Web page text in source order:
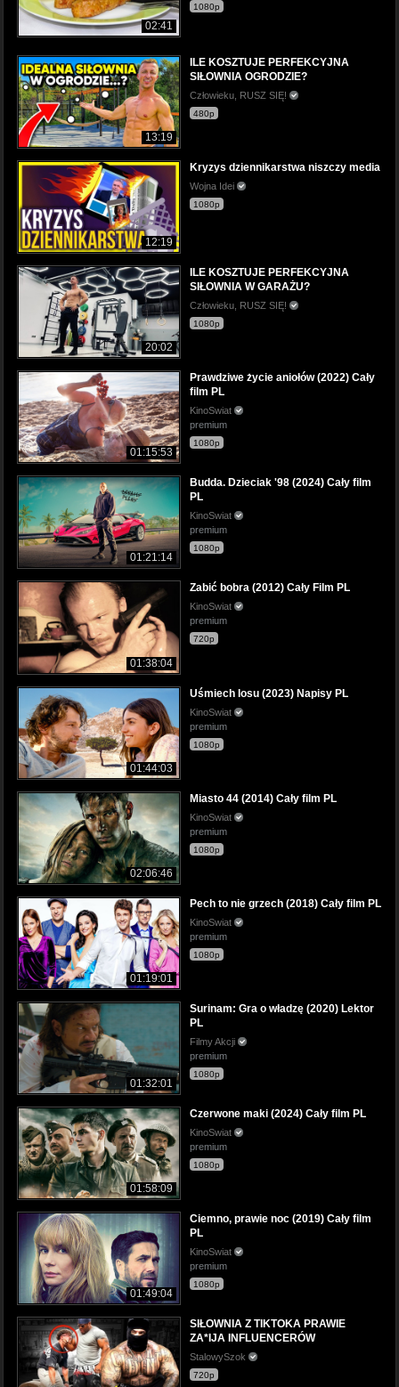
02:41
1080p
13:19
ILE KOSZTUJE PERFEKCYJNA
SIŁOWNIA OGRODZIE?
Człowieku, RUSZ SIĘ!
480p
12:19
Kryzys dziennikarstwa niszczy media
Wojna Idei
1080p
20:02
ILE KOSZTUJE PERFEKCYJNA
SIŁOWNIA W GARAŻU?
Człowieku, RUSZ SIĘ!
1080p
01:15:53
Prawdziwe życie aniołów (2022) Cały
film PL
KinoSwiat
premium
1080p
01:21:14
Budda. Dzieciak '98 (2024) Cały film
PL
KinoSwiat
premium
1080p
01:38:04
Zabić bobra (2012) Cały Film PL
KinoSwiat
premium
720p
01:44:03
Uśmiech losu (2023) Napisy PL
KinoSwiat
premium
1080p
02:06:46
Miasto 44 (2014) Cały film PL
KinoSwiat
premium
1080p
01:19:01
Pech to nie grzech (2018) Cały film PL
KinoSwiat
premium
1080p
01:32:01
Surinam: Gra o władzę (2020) Lektor
PL
Filmy Akcji
premium
1080p
01:58:09
Czerwone maki (2024) Cały film PL
KinoSwiat
premium
1080p
01:49:04
Ciemno, prawie noc (2019) Cały film
PL
KinoSwiat
premium
1080p
SIŁOWNIA Z TIKTOKA PRAWIE
ZA*IJA INFLUENCERÓW
StalowySzok
720p